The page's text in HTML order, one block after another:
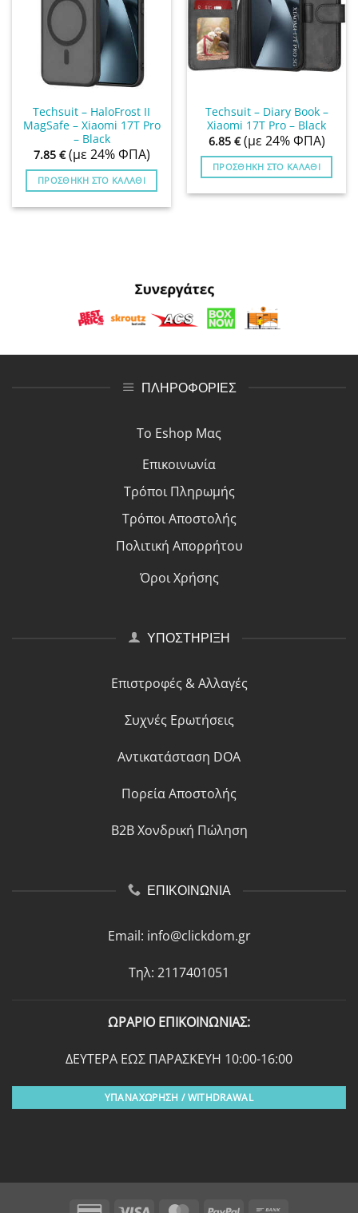
Techsuit – HaloFrost II
MagSafe – Xiaomi 17T Pro
– Black
7.85 € (με 24% ΦΠΑ)
ΠΡΟΣΘΉΚΗ ΣΤΟ ΚΑΛΆΘΙ
Techsuit – Diary Book –
Xiaomi 17T Pro – Black
6.85 € (με 24% ΦΠΑ)
ΠΡΟΣΘΉΚΗ ΣΤΟ ΚΑΛΆΘΙ
ΠΛΗΡΟΦΟΡΙΕΣ
Το Eshop Μας
Επικοινωνία
Τρόποι Πληρωμής
Τρόποι Αποστολής
Πολιτική Απορρήτου
Όροι Χρήσης
ΥΠΟΣΤΗΡΙΞΗ
Επιστροφές & Αλλαγές
Συχνές Ερωτήσεις
Αντικατάσταση DOA
Πορεία Αποστολής
B2B Χονδρική Πώληση
ΕΠΙΚΟΙΝΩΝΙΑ
Email: info@clickdom.gr
Τηλ: 2117401051
ΩΡΑΡΙΟ ΕΠΙΚΟΙΝΩΝΙΑΣ:
ΔΕΥΤΕΡΑ ΕΩΣ ΠΑΡΑΣΚΕΥΗ 10:00-16:00
ΥΠΑΝΑΧΩΡΗΣΗ / WITHDRAWAL
Credit Visa MasterCardPayPal